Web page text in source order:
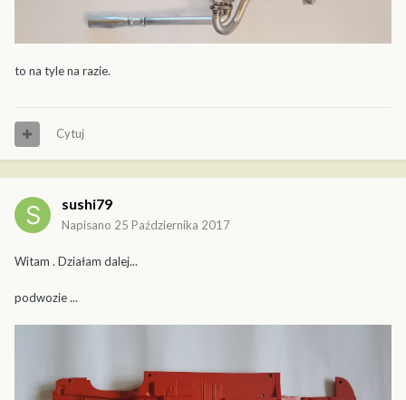
to na tyle na razie.
Cytuj
sushi79
Napisano 25 Października 2017
Witam . Działam dalej...
podwozie ...